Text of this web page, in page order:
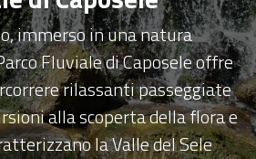
immerso in una natura
Fluviale di Caposele offre
rilassanti passeggiate
alla scoperta della flora e
la Valle del Sele